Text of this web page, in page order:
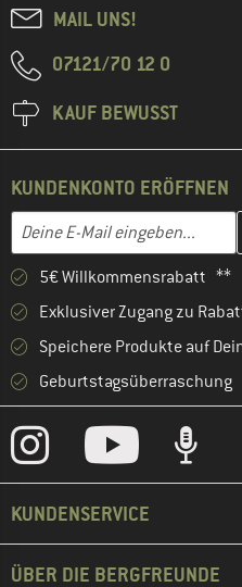
MAIL UNS!
07121/70 12 0
KAUF BEWUSST
KUNDENKONTO ERÖFFNEN
Deine E-Mail eingeben...
Gib hier deine E-Mail-
5€ Willkommensrabatt **
Exklusiver Zugang zu
Speichere Produkte auf
Geburtstagsüberraschung
KUNDENSERVICE
ÜBER DIE BERGFREUNDE